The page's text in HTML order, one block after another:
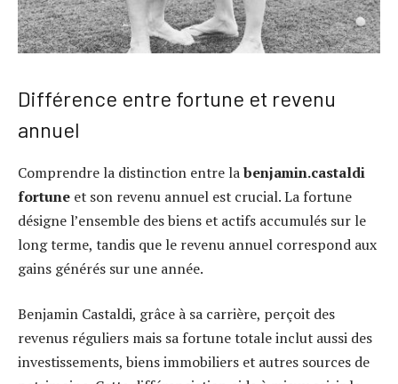
Différence entre fortune et revenu
annuel
Comprendre la distinction entre labenjamin.castaldi
fortune et son revenu annuel est crucial. La fortune
désigne l’ensemble des biens et actifs accumulés sur le
long terme, tandis que le revenu annuel correspond aux
gains générés sur une année.
Benjamin Castaldi, grâce à sa carrière, perçoit des
revenus réguliers mais sa fortune totale inclut aussi des
investissements, biens immobiliers et autres sources de